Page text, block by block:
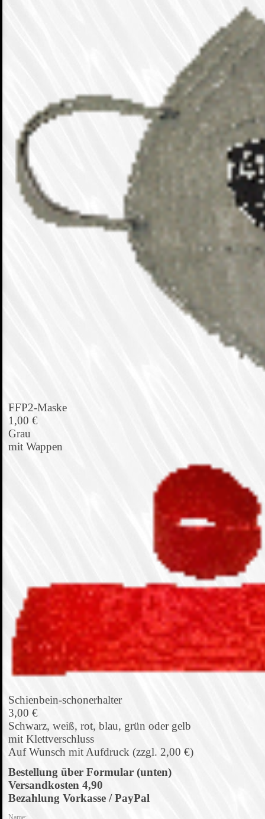
FFP2-Maske
1,00 €
Grau
mit Wappen
Schienbein-schonerhalter
3,00 €
Schwarz, weiß, rot, blau, grün oder gelb
mit Klettverschluss
Auf Wunsch mit Aufdruck (zzgl. 2,00 €)
Bestellung über Formular (unten)
Versandkosten 4,90
Bezahlung Vorkasse / PayPal